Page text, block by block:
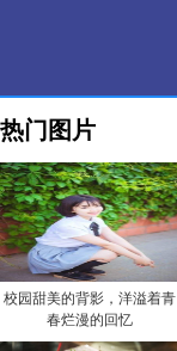
热门图片
校园甜美的背影，洋溢着青
春烂漫的回忆